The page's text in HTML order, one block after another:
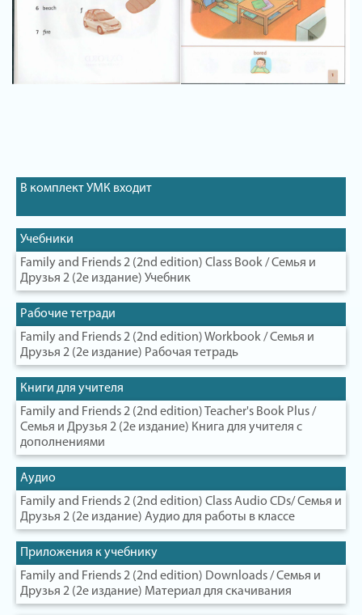
В комплект УМК входит
Учебники
Family and Friends 2 (2nd edition) Class Book / Семья и
Друзья 2 (2е издание) Учебник
Рабочие тетради
Family and Friends 2 (2nd edition) Workbook / Семья и
Друзья 2 (2е издание) Рабочая тетрадь
Книги для учителя
Family and Friends 2 (2nd edition) Teacher's Book Plus /
Семья и Друзья 2 (2е издание) Книга для учителя с
дополнениями
Аудио
Family and Friends 2 (2nd edition) Class Audio CDs/ Семья и
Друзья 2 (2е издание) Аудио для работы в классе
Приложения к учебнику
Family and Friends 2 (2nd edition) Downloads / Семья и
Друзья 2 (2е издание) Материал для скачивания